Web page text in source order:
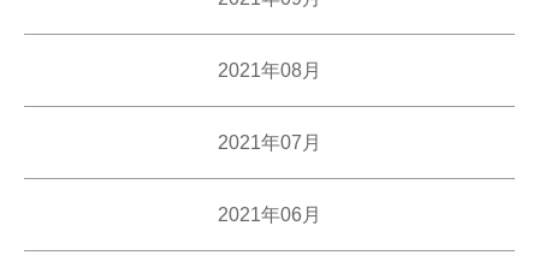
2021年08月
2021年07月
2021年06月